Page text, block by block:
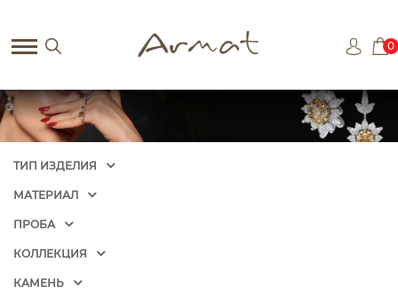
0
ТИП ИЗДЕЛИЯ
МАТЕРИАЛ
ПРОБА
КОЛЛЕКЦИЯ
КАМЕНЬ